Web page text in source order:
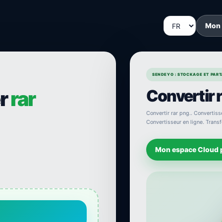
Mon
rar
SENDEYO : STOCKAGE ET
Convertir
Convertir rar png..
Convertisseur en ligne.
Mon espace Cloud